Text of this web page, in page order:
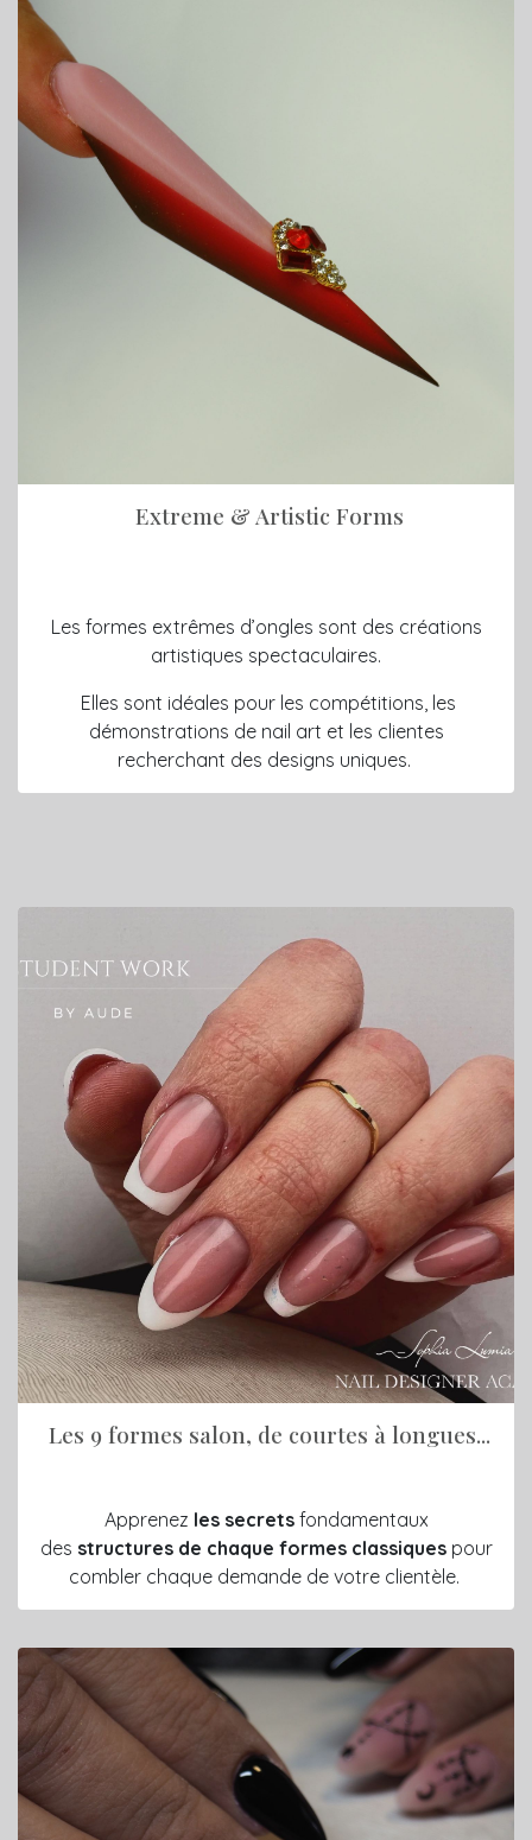
Extreme & Artistic Forms
Les formes extrêmes d’ongles sont des créations
artistiques spectaculaires.
Elles sont idéales pour les compétitions, les
démonstrations de nail art et les clientes
recherchant des designs uniques.
Les 9 formes salon, de courtes à longues...
Apprenez les secrets fondamentaux
des structures de chaque formes classiquespour
combler chaque demande de votre clientèle.